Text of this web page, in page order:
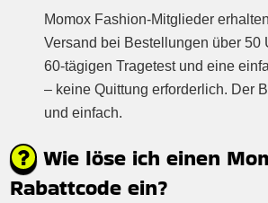
Momox Fashion-Mitglieder
Versand bei Bestellungen über 50
60-tägigen Tragetest und eine
– keine Quittung erforderlich. Der
und einfach.
Wie löse ich einen
Rabattcode ein?